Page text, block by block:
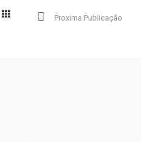
Proxima Publicação